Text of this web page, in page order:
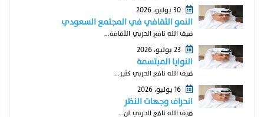
30 يوليو، 2026
النمو الثقافي في المجتمع السعودي
ضيف الله نافع الحربي الثقافة...
النوايا المبتسمة
ضيف الله نافع الحربي كثير...
16 يوليو، 2026
انحراف وجهات النظر
ضيف الله نافع الحربي لن...